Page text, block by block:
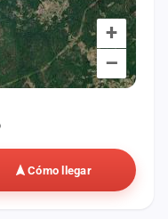
+
–
Cómo llegar